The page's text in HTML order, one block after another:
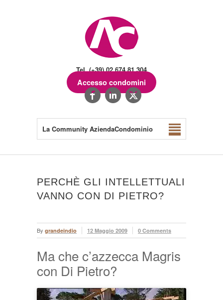
Tel. (+39) 02.674.81.304
Accesso condomini
La Community AziendaCondominio
PERCHÈ GLI INTELLETTUALI
VANNO CON DI PIETRO?
By grandeindio 12 Maggio 2009 0 Comments
Ma che c’azzecca Magris
con Di Pietro?